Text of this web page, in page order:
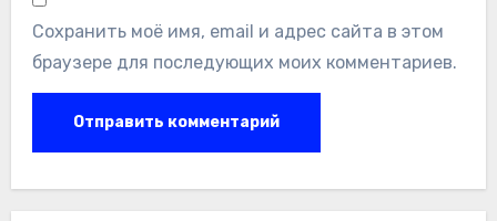
Сохранить моё имя, email и адрес сайта в этом
браузере для последующих моих комментариев.